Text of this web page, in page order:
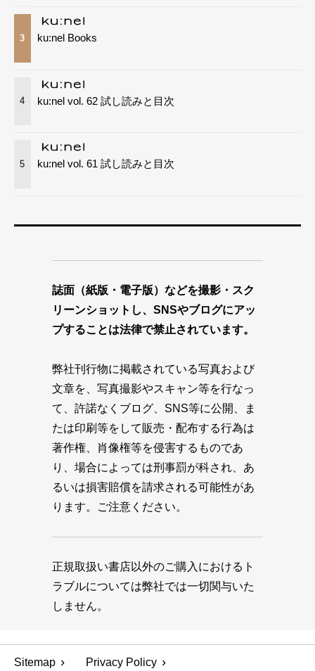
3 ku:nel Books
4 ku:nel vol. 62 試し読みと目次
5 ku:nel vol. 61 試し読みと目次
誌面（紙版・電子版）などを撮影・スク
リーンショットし、SNSやブログにアッ
プすることは法律で禁止されています。
弊社刊行物に掲載されている写真および
文章を、写真撮影やスキャン等を行なっ
て、許諾なくブログ、SNS等に公開、ま
たは印刷等をして販売・配布する行為は
著作権、肖像権等を侵害するものであ
り、場合によっては刑事罰が科され、あ
るいは損害賠償を請求される可能性があ
ります。ご注意ください。
正規取扱い書店以外のご購入におけるト
ラブルについては弊社では一切関与いた
しません。
Sitemap Privacy Policy